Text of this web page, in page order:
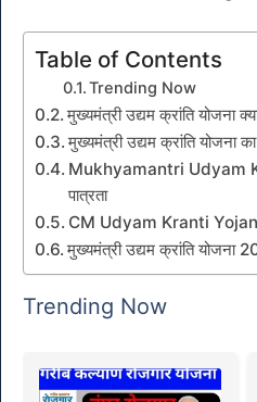
Table of Contents
Trending Now
मुख्यमंत्री उद्यम क्रांति योजना
मुख्यमंत्री उद्यम क्रांति योजना
Mukhyamantri Udyam
पात्रता
CM Udyam Kranti
मुख्यमंत्री उद्यम क्रांति
Trending Now